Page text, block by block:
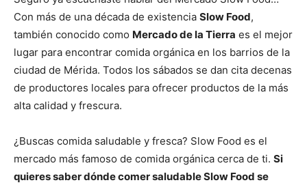
Con más de una década de existencia Slow Food,
también conocido como Mercado de la Tierra es el mejor
lugar para encontrar comida orgánica en los barrios de la
ciudad de Mérida. Todos los sábados se dan cita decenas
de productores locales para ofrecer productos de la más
alta calidad y frescura.
¿Buscas comida saludable y fresca? Slow Food es el
mercado más famoso de comida orgánica cerca de ti. Si
quieres saber dónde comer saludable Slow Food se